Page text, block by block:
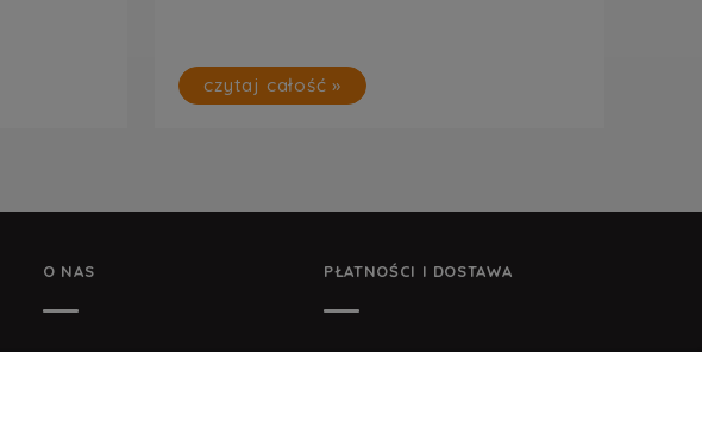
czytaj całość »
O NAS PŁATNOŚCI I DOSTAWA